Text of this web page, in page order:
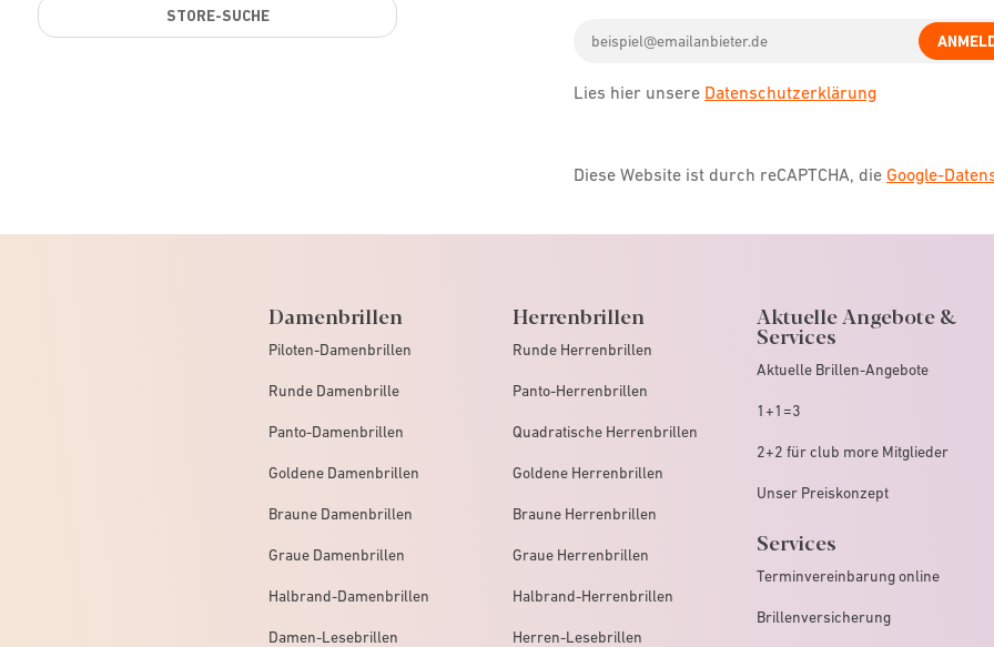
STORE-SUCHE
address
Lies hier unsere Datenschutzerklärung
Diese Website ist durch reCAPTCHA, die Google-
Damenbrillen
Piloten-Damenbrillen
Runde Damenbrille
Panto-Damenbrillen
Goldene Damenbrillen
Braune Damenbrillen
Graue Damenbrillen
Halbrand-Damenbrillen
Damen-Lesebrillen
Herrenbrillen
Runde Herrenbrillen
Panto-Herrenbrillen
Quadratische Herrenbrillen
Goldene Herrenbrillen
Braune Herrenbrillen
Graue Herrenbrillen
Halbrand-Herrenbrillen
Herren-Lesebrillen
Aktuelle Angebote &
Services
Aktuelle Brillen-Angebote
1+1=3
2+2 für club more Mitglieder
Unser Preiskonzept
Services
Terminvereinbarung online
Brillenversicherung